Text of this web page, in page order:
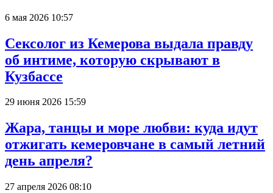
6 мая 2026 10:57
Сексолог из Кемерова выдала правду
об интиме, которую скрывают в
Кузбассе
29 июня 2026 15:59
Жара, танцы и море любви: куда идут
отжигать кемеровчане в самый летний
день апреля?
27 апреля 2026 08:10